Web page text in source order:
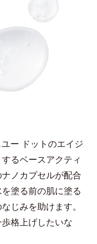
ー ドットのエイジ
るベースアクティ
ノカプセルが配合
塗る前の肌に塗る
じみを助けます。
格上げしたいな